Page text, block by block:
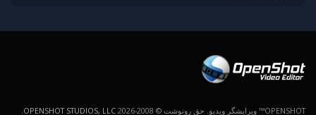
OPENSHOT™ ویرایشگر ویدیو. حق رونوشت © 2008-2026 OPENSHOT STUDIOS, LLC
.